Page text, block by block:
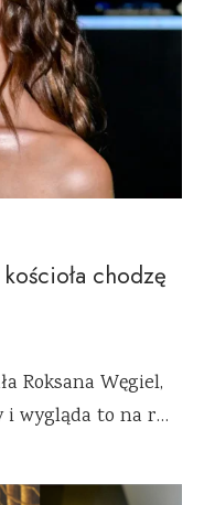
chodzę
Roksana Węgiel,
i wygląda to na r…